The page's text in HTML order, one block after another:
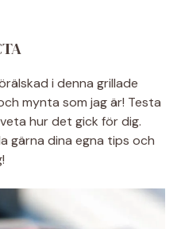
i denna grillade
mynta som jag är! Testa
hur det gick för dig.
gärna dina egna tips och